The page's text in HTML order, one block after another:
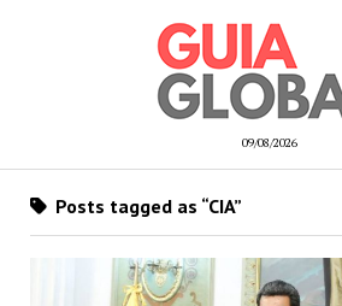
09/08/2026
Posts tagged as “CIA”